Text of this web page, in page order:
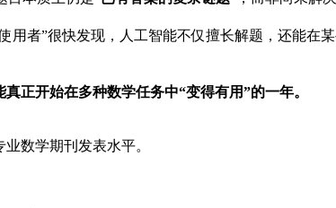
者”很快发现，人工智能不仅擅长解题，还能在
真正开始在多种数学任务中“变得有用”的一年。
数学期刊发表水平。